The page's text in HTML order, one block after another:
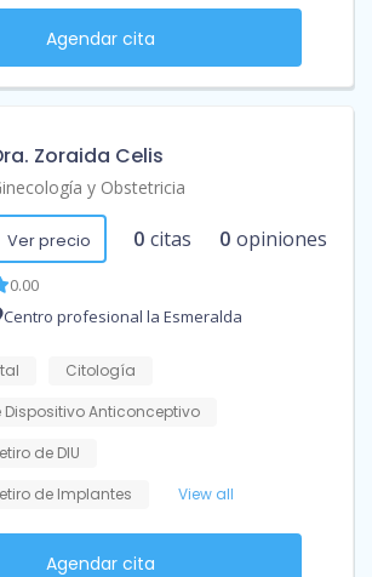
Agendar cita
Zoraida Celis
y Obstetricia
Ver precio 0 citas 0 opiniones
0.00
Centro profesional la Esmeralda
Citología
Anticonceptivo
de DIU
de Implantes
View all
Agendar cita